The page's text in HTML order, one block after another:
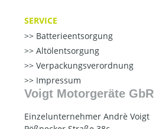
SERVICE
Batterieentsorgung
Altölentsorgung
Verpackungsverordnung
Impressum
Voigt Motorgeräte GbR
Einzelunternehmer Andrè Voigt